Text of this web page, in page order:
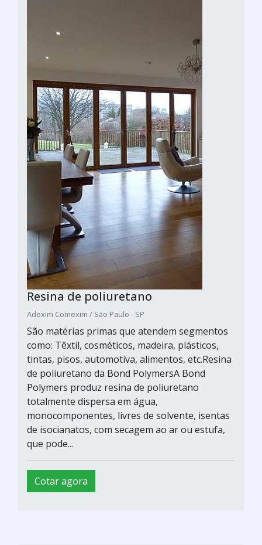
Resina de poliuretano
Adexim Comexim / São Paulo - SP
São matérias primas que atendem segmentos
como: Têxtil, cosméticos, madeira, plásticos,
tintas, pisos, automotiva, alimentos, etc.Resina
de poliuretano da Bond PolymersA Bond
Polymers produz resina de poliuretano
totalmente dispersa em água,
monocomponentes, livres de solvente, isentas
de isocianatos, com secagem ao ar ou estufa,
que pode...
Cotar agora